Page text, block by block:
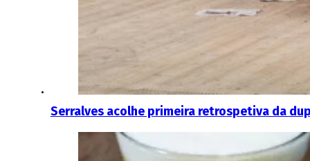
Serralves acolhe primeira retrospetiva da